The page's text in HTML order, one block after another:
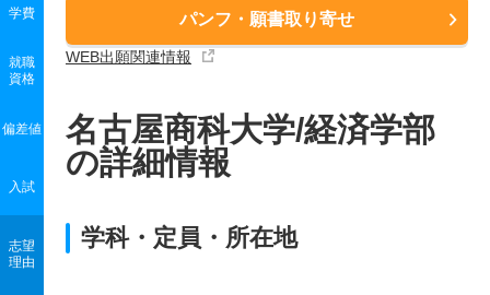
パンフ・願書取り寄せ
WEB出願関連情報
学費
就職
資格
偏差値
入試
志望
理由
名古屋商科大学/経済学部
の詳細情報
学科・定員・所在地